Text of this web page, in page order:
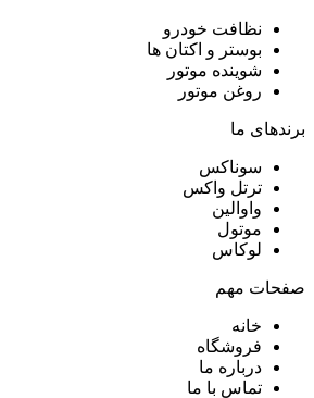
نظافت خودرو
بوستر و اکتان ها
شوینده موتور
روغن موتور
برندهای ما
سوناکس
ترتل واکس
واوالین
موتول
لوکاس
صفحات مهم
خانه
فروشگاه
درباره ما
تماس با ما